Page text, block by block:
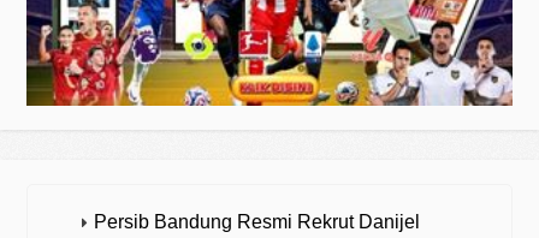
Persib Bandung Resmi Rekrut Danijel